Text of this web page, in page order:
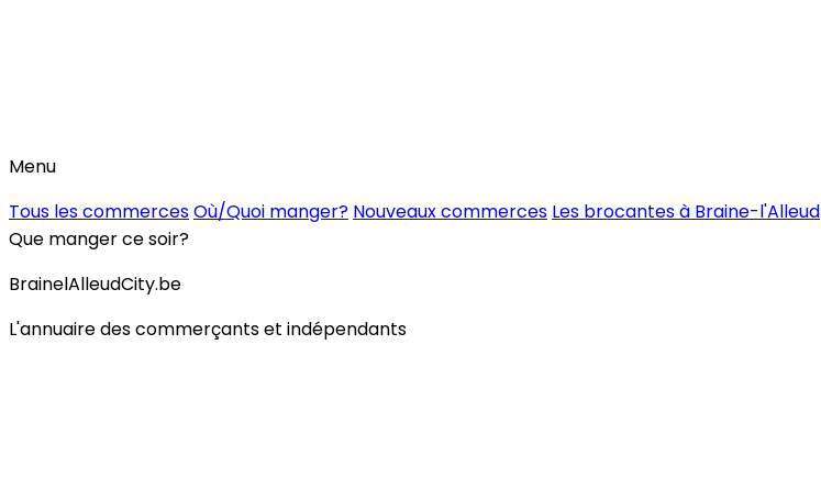
Menu
Tous les commercesOù/Quoi manger? Nouveaux commerces Les brocantes à Braine-l'Alleud
Que manger ce soir?
BrainelAlleudCity.be
L'annuaire des commerçants et indépendants